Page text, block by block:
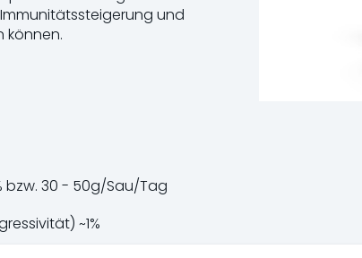
und
können.
bzw. 30 - 50g/Sau/Tag
~1%